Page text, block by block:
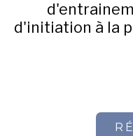
d'initiation à la